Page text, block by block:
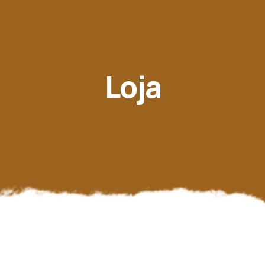
Loja